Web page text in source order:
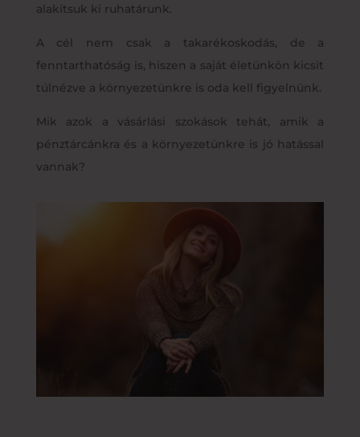
alakítsuk ki ruhatárunk.
A cél nem csak a takarékoskodás, de a
fenntarthatóság is, hiszen a saját életünkön kicsit
túlnézve a környezetünkre is oda kell figyelnünk.
Mik azok a vásárlási szokások tehát, amik a
pénztárcánkra és a környezetünkre is jó hatással
vannak?